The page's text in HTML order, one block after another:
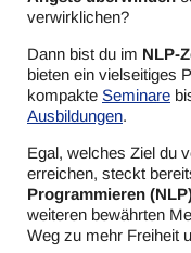
verwirklichen?
Dann bist du im NLP-
bieten ein vielseitiges
kompakte Seminare
Ausbildungen.
Egal, welches Ziel du
erreichen, steckt
Programmieren
weiteren bewährten
Weg zu mehr Freiheit